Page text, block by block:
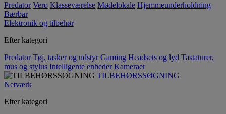
Predator Vero Klasseværelse Mødelokale Hjemmeunderholdning
Bærbar
Elektronik og tilbehør
Efter kategori
Predator Tøj, tasker og udstyr Gaming Headsets og lyd Tastaturer,
mus og stylus Intelligente enheder Kameraer
TILBEHØRSSØGNING
Netværk
Efter kategori